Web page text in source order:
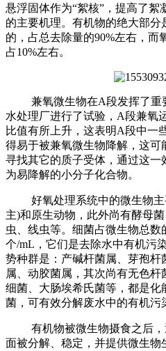
悬浮固体作为“絮核”，提高了
的主要机理。有机物的绝大部
的，占总去除量的90%左右，而
占10%左右。
兼氧微生物在A段发挥了重
水处理厂进行了试验，A段兼氧
比值有所上升，这表明A段中一
得易于被兼氧微生物降解，这
寻找其它的质子受体，通过这
为易降解的小分子化合物。
好氧处理系统中的微生物
主)和原生动物，此外尚有酵母
虫、线虫等。细菌占微生物总数
个/mL，它们是去除水中有机污
势种群是：产碱杆菌属、芽孢
属、动胶菌属，其次尚有无色
细菌、大肠埃希氏菌等，都是
菌，可有效分解废水中的有机污
有机物被微生物摄食之后
面被分解、稳定，并提供微生